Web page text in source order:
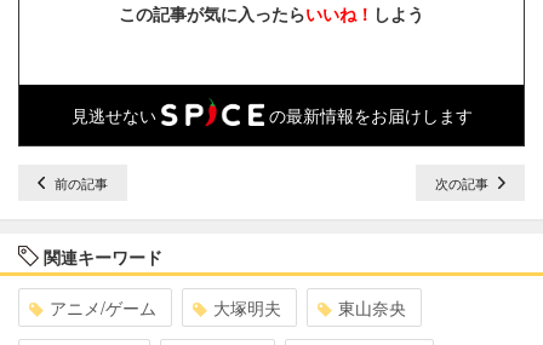
この記事が気に入ったらいいね！ しよう
見逃せない の最新情報をお届けします
前の記事 次の記事
関連キーワード
アニメ/ゲーム 大塚明夫 東山奈央